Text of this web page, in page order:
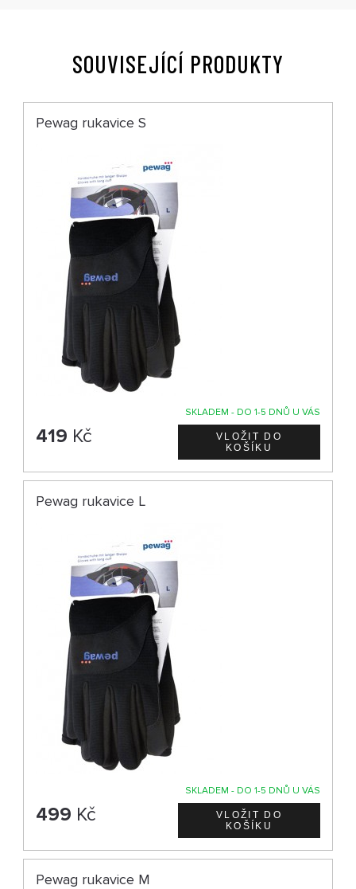
SOUVISEJÍCÍ PRODUKTY
Pewag rukavice S
SKLADEM - DO 1-5 DNŮ U VÁS
419 Kč
Pewag rukavice L
SKLADEM - DO 1-5 DNŮ U VÁS
499 Kč
Pewag rukavice M